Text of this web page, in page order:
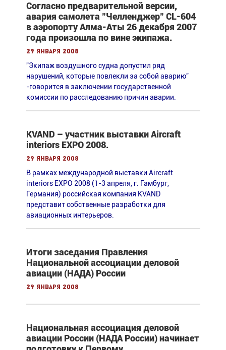
Согласно предварительной версии,
авария самолета "Челленджер" CL-604
в аэропорту Алма-Аты 26 декабря 2007
года произошла по вине экипажа.
29 января 2008
"Экипаж воздушного судна допустил ряд
нарушений, которые повлекли за собой аварию"
-говорится в заключении государственной
комиссии по расследованию причин аварии.
KVAND – участник выставки Aircraft
interiors EXPO 2008.
29 января 2008
В рамках международной выставки Aircraft
interiors EXPO 2008 (1-3 апреля, г. Гамбург,
Германия) российская компания KVAND
представит собственные разработки для
авиационных интерьеров.
Итоги заседания Правления
Национальной ассоциации деловой
авиации (НАДА) России
29 января 2008
Национальная ассоциация деловой
авиации России (НАДА России) начинает